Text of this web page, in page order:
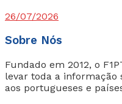
26/07/2026
Sobre Nós
Fundado em 2012, o
levar toda a informação
aos portugueses e